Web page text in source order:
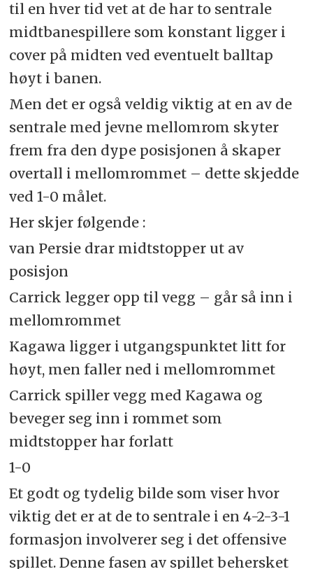
til en hver tid vet at de har to sentrale
midtbanespillere som konstant ligger i
cover på midten ved eventuelt balltap
høyt i banen.
Men det er også veldig viktig at en av de
sentrale med jevne mellomrom skyter
frem fra den dype posisjonen å skaper
overtall i mellomrommet – dette skjedde
ved 1-0 målet.
Her skjer følgende :
van Persie drar midtstopper ut av
posisjon
Carrick legger opp til vegg – går så inn i
mellomrommet
Kagawa ligger i utgangspunktet litt for
høyt, men faller ned i mellomrommet
Carrick spiller vegg med Kagawa og
beveger seg inn i rommet som
midtstopper har forlatt
1-0
Et godt og tydelig bilde som viser hvor
viktig det er at de to sentrale i en 4-2-3-1
formasjon involverer seg i det offensive
spillet. Denne fasen av spillet behersket